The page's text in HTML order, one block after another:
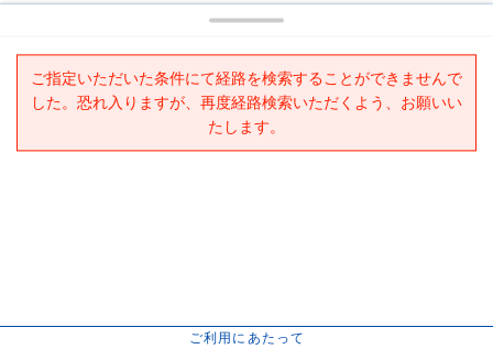
ご指定いただいた条件にて経路を検索することができませんで
した。恐れ入りますが、再度経路検索いただくよう、お願いい
たします。
ご利用にあたって